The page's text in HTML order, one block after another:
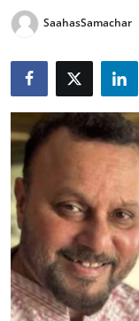
Epaper
धर्म
लाइफस्टाइल
टेक
SaahasSamachar